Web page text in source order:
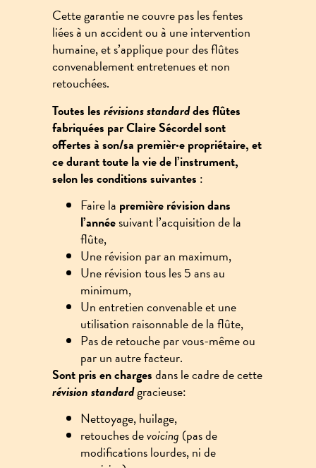
Cette garantie ne couvre pas les fentes
liées à un accident ou à une intervention
humaine, et s’applique pour des flûtes
convenablement entretenues et non
retouchées.
Toutes lesrévisions standarddes flûtes
fabriquées par Claire Sécordel sont
offertes à son/sa premièr·e propriétaire, et
ce durant toute la vie de l’instrument,
selon les conditions suivantes :
Faire la première révision dans
l’annéesuivant l’acquisition de la
flûte,
Une révision par an maximum,
Une révision tous les 5 ans au
minimum,
Un entretien convenable et une
utilisation raisonnable de la flûte,
Pas de retouche par vous-même ou
par un autre facteur.
Sont pris en chargesdans le cadre de cette
révision standardgracieuse:
Nettoyage, huilage,
retouches devoicing (pas de
modifications lourdes, ni de